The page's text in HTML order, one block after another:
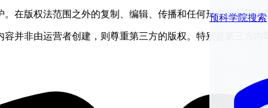
预科学院搜索
在版权法范围之外的复制、编辑、传播和任何形式的利用
并非由运营者创建，则尊重第三方的版权。特别是第三方